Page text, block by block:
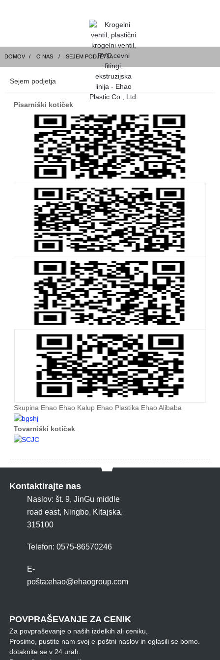
DOMOV O NAS SEJEM PODJETJA
Sejem podjetja
Pisarniški kotiček
Skupina Ehao Ehao Kalup Ehao Plastika Ehao Alibaba
Tovarniški kotiček
Kontaktirajte nas
Naslov: št. 9, JinGu middle
road east, Ningbo, Kitajska,
315100
Telefon: 0575-86570246
E-
pošta:ehao@ehaogroup.com
POVPRAŠEVANJE ZA CENIK
Za povpraševanje o naših izdelkih ali ceniku,
Prosimo, pustite nam svoj e-poštni naslov in oglasili se bomo.
dotaknite se v 24 urah.